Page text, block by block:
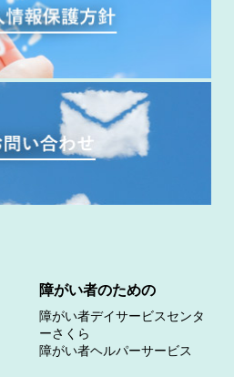
障がい者のための
障がい者デイサービスセンタ
ーさくら
障がい者ヘルパーサービス